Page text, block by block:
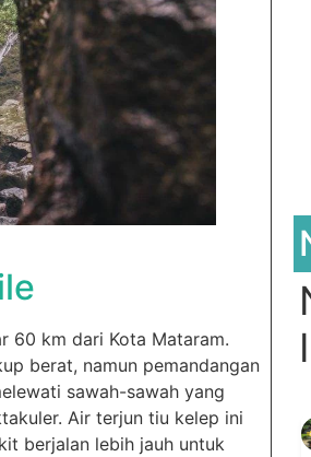
60 km dari Kota Mataram.
berat, namun pemandangan
sawah-sawah yang
Air terjun tiu kelep ini
berjalan lebih jauh untuk